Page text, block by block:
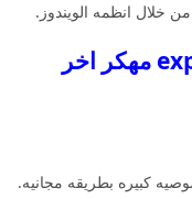
من خلال انظمه الويندوز.
الاسئله الشائعه حول expressvpn مهكر اخر
كبيره بطريقه مجانيه.